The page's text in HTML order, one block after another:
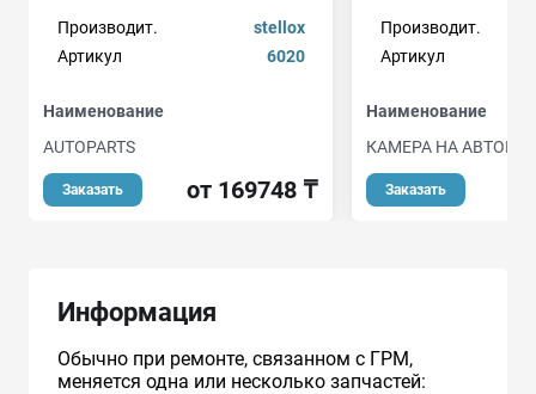
Производит.
stellox
Артикул
6020
Наименование
AUTOPARTS
Заказать от 169748 ₸
Производит.
Артикул
Наименование
КАМЕРА НА
Заказать
Информация
Обычно при ремонте, связанном с ГРМ,
меняется одна или несколько запчастей: